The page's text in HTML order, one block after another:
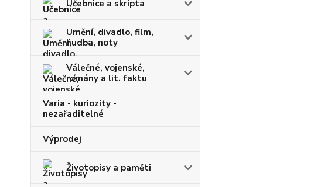
Učebnice a skripta
Umění, divadlo, film,
hudba, noty
Válečné, vojenské,
romány a lit. faktu
Varia - kuriozity -
nezařaditelné
Výprodej
Životopisy a paměti